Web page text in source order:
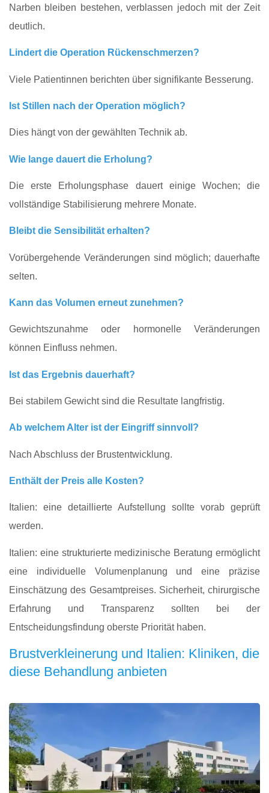
Narben bleiben bestehen, verblassen jedoch mit der Zeit
deutlich.
Lindert die Operation Rückenschmerzen?
Viele Patientinnen berichten über signifikante Besserung.
Ist Stillen nach der Operation möglich?
Dies hängt von der gewählten Technik ab.
Wie lange dauert die Erholung?
Die erste Erholungsphase dauert einige Wochen; die
vollständige Stabilisierung mehrere Monate.
Bleibt die Sensibilität erhalten?
Vorübergehende Veränderungen sind möglich; dauerhafte
selten.
Kann das Volumen erneut zunehmen?
Gewichtszunahme oder hormonelle Veränderungen
können Einfluss nehmen.
Ist das Ergebnis dauerhaft?
Bei stabilem Gewicht sind die Resultate langfristig.
Ab welchem Alter ist der Eingriff sinnvoll?
Nach Abschluss der Brustentwicklung.
Enthält der Preis alle Kosten?
Italien: eine detaillierte Aufstellung sollte vorab geprüft
werden.
Italien: eine strukturierte medizinische Beratung ermöglicht
eine individuelle Volumenplanung und eine präzise
Einschätzung des Gesamtpreises. Sicherheit, chirurgische
Erfahrung und Transparenz sollten bei der
Entscheidungsfindung oberste Priorität haben.
Brustverkleinerung und Italien: Kliniken, die
diese Behandlung anbieten